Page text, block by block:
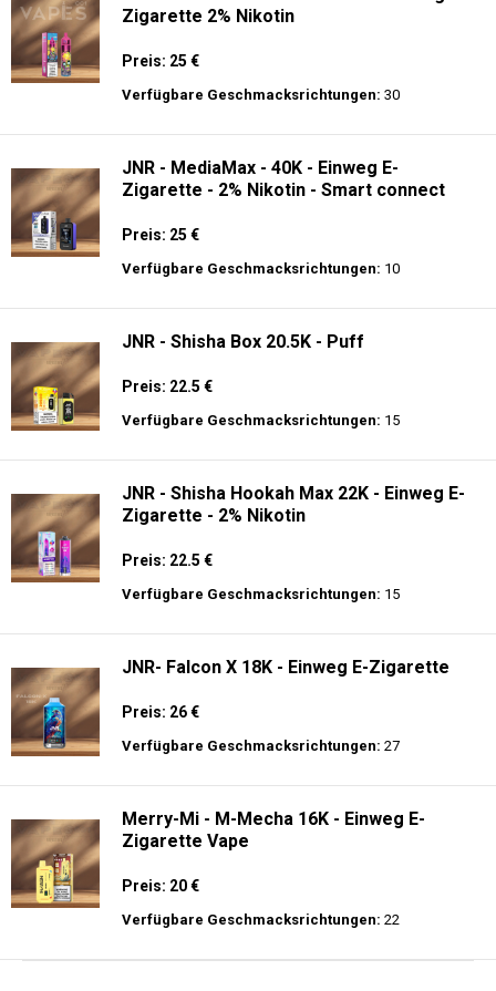
Zigarette 2% Nikotin
Preis: 25 €
Verfügbare Geschmacksrichtungen: 30
JNR - MediaMax - 40K - Einweg E-
Zigarette - 2% Nikotin - Smart connect
Preis: 25 €
Verfügbare Geschmacksrichtungen: 10
JNR - Shisha Box 20.5K - Puff
Preis: 22.5 €
Verfügbare Geschmacksrichtungen: 15
JNR - Shisha Hookah Max 22K - Einweg E-
Zigarette - 2% Nikotin
Preis: 22.5 €
Verfügbare Geschmacksrichtungen: 15
JNR- Falcon X 18K - Einweg E-Zigarette
Preis: 26 €
Verfügbare Geschmacksrichtungen: 27
Merry-Mi - M-Mecha 16K - Einweg E-
Zigarette Vape
Preis: 20 €
Verfügbare Geschmacksrichtungen: 22